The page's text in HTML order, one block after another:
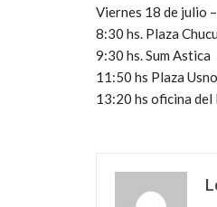
Viernes 18 de julio
8:30 hs. Plaza
9:30 hs. Sum Astica
11:50 hs Plaza Usno
13:20 hs oficina